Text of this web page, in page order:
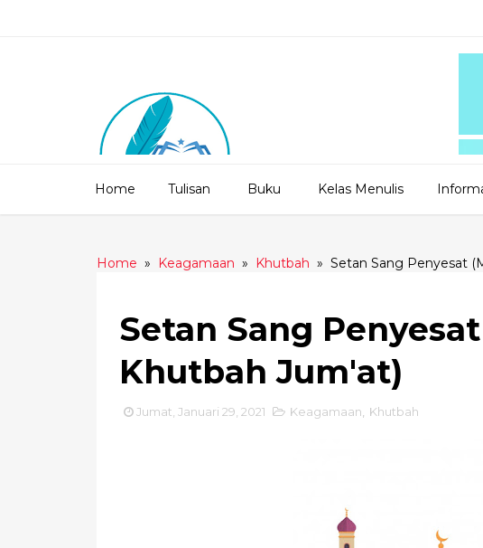
Home Tulisan Buku Kelas Menulis
Home » Keagamaan » Khutbah » Setan Sang Penyesat
Setan Sang
Khutbah Jum'at)
Jumat, Januari 29, 2021 Keagamaan Khutbah